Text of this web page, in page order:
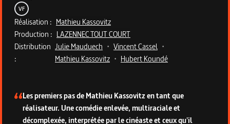
VF
Réalisation : Mathieu Kassovitz
Production : LAZENNEC TOUT COURT
Distribution
:
Julie Mauduech • Vincent Cassel •
Mathieu Kassovitz • Hubert Koundé
Les premiers pas de Mathieu Kassovitz en tant que
réalisateur. Une comédie enlevée, multiraciale et
décomplexée, interprétée par le cinéaste et ceux qu'il